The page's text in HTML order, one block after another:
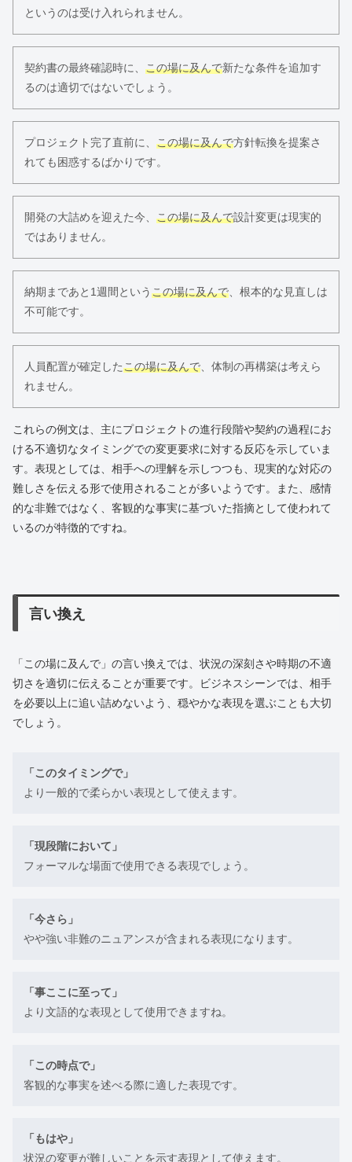
というのは受け入れられません。
契約書の最終確認時に、 この場に及んで新たな条件を追加す
るのは適切ではないでしょう。
プロジェクト完了直前に、 この場に及んで方針転換を提案さ
れても困惑するばかりです。
開発の大詰めを迎えた今、 この場に及んで設計変更は現実的
ではありません。
納期まであと1週間というこの場に及んで 、根本的な見直しは
不可能です。
人員配置が確定したこの場に及んで 、体制の再構築は考えら
れません。
これらの例文は、主にプロジェクトの進行段階や契約の過程にお
ける不適切なタイミングでの変更要求に対する反応を示していま
す。表現としては、相手への理解を示しつつも、現実的な対応の
難しさを伝える形で使用されることが多いようです。また、感情
的な非難ではなく、客観的な事実に基づいた指摘として使われて
いるのが特徴的ですね。
言い換え
「この場に及んで」の言い換えでは、状況の深刻さや時期の不適
切さを適切に伝えることが重要です。ビジネスシーンでは、相手
を必要以上に追い詰めないよう、穏やかな表現を選ぶことも大切
でしょう。
「このタイミングで」
より一般的で柔らかい表現として使えます。
「現段階において」
フォーマルな場面で使用できる表現でしょう。
「今さら」
やや強い非難のニュアンスが含まれる表現になります。
「事ここに至って」
より文語的な表現として使用できますね。
「この時点で」
客観的な事実を述べる際に適した表現です。
「もはや」
状況の変更が難しいことを示す表現として使えます。